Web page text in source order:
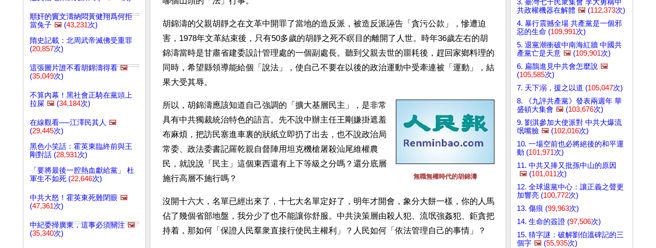
順奸的竇文濤納悶黃健翔爲何拒
當兔子 🖼️ (43,231次)
隋史記載：北周武帝滅佛受重罪
(20,857次)
這張圖片誰不看胡錦濤得看 🖼️
(35,049次)
不算內幕！黑社會正騎在黨頭上
拉屎 🖼️ (34,184次)
在線觀看──江澤民其人 🖼️
(29,445次)
黑色小笑話：霍英東臨終前與王
剛對話 (28,931次)
「要將最後一腔熱血獻給黨」 杜
軍生不如死 (22,646次)
中共大怒！霍英東死難閉眼 🖼️
(47,361次)
中紀委掃廣東，這事必須關注 🖼️
(35,340次)
胡錦濤的父親胡靜之在文革中開罪了當地的造反派，被造反派誣告「貪污公款」，慘遭迫
害，1978年文革結束後，只有50多歲的胡靜之死不瞑目的離開了人世。時年36歲左右的胡
錦濤當時是甘肅省建委設計管理處的一個副處長。聽到父親去世的噩耗後，趕回家鄉料理的
同時，希望縣領導能給個「說法」，使自己不要在以後的政治運動中受牽連被「運動」，結
果大受其辱。
無職無權時代的胡錦濤
所以，胡錦濤應該知道自己強調的「擴大基層民主」，是非常
具有中共獨裁統治特色的語言。先不說中辦主任王剛嫌掛遮羞
布麻煩，把訪民塞進車裏的狀紙立即扔了出去，也不說政治局
常委、政法委書記羅乾親自督陣用坦克機槍屠殺汕尾維權農
民，就說說「民主」這個東西還有上下等級之分嗎？還分底層
施行高層不施行嗎？
沒開十六大，名單已經出來了，十七大名單定好了，明年才開會，象分大餅一樣，你的人馬
佔了幾個省部地盤，我分少了也不能讓你舒服。中共決策層由殺人犯、流氓強姦犯、鉅貪把
持着，那如何「保證人民羣衆直接行使民主權利」？人民如何「依法管理自己的事情」？
3. 臺灣七千民衆集會 李大勇稱中
共政權機器在解體 🖼️ (112,373次)
4. 暴行震撼全場 共產黨是一個邪
惡的生命 (109,991次)
5. 退黨潮衝破中南海紅牆 中國共
產黨亡是天意 🖼️ (109,901次)
6. 扁鵲進見中共會怎麼說 🖼️
(105,585次)
7. 天下溺，援之以道 (105,047次)
8. 《九評共產黨》發表兩週年 華
盛頓大集會 🖼️ (103,676次)
9. 劉淇參加大使派對 中共大爆流
氓嘴臉 🖼️ (102,016次)
10. 一場空前也必將絕後的和平運
動 (101,971次)
11. 中共又捧又批孫中山的原因
🖼️ (101,011次)
12. 全球退黨中心：讓正義之聲更
加響亮 (100,772次)
13. 傷痕 (99,963次)
14. 生命的簽證 (97,506次)
15. 猜字謎：破解劉伯溫碑記的三
個字 🖼️ (55,935次)